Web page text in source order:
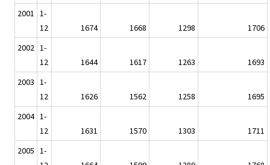
2001 1-
12
1674 1668 1298
1706
2002 1-
12
1644 1617 1263
1693
2003 1-
12
1626 1562 1258
1695
2004 1-
12
1631 1570 1303
1711
2005 1-